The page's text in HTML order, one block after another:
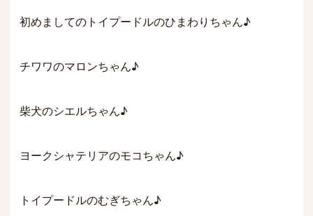
初めましてのトイプードルのひまわりちゃん♪
チワワのマロンちゃん♪
柴犬のシエルちゃん♪
ヨークシャテリアのモコちゃん♪
トイプードルのむぎちゃん♪